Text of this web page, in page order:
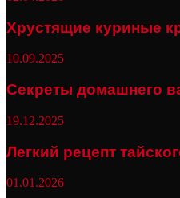
Хрустящие куриные
10.09.2025
Секреты домашнего
19.12.2025
Легкий рецепт
01.01.2026